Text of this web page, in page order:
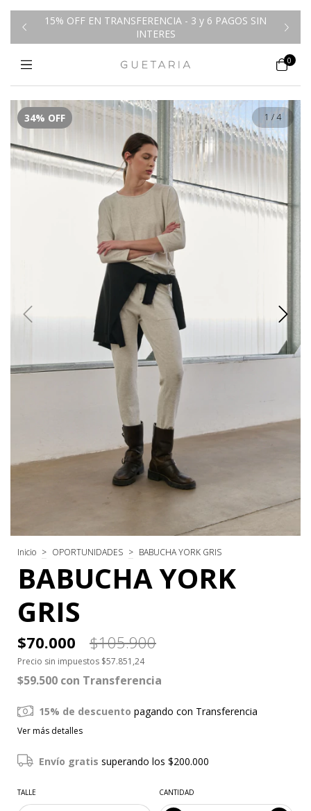
15% OFF EN TRANSFERENCIA - 3 y 6 PAGOS SIN
INTERES
0
34% OFF 1 /4
Inicio > OPORTUNIDADES > BABUCHA YORK GRIS
BABUCHA YORK
GRIS
$70.000 $105.900
Precio sin impuestos $57.851,24
$59.500 con Transferencia
15% de descuento pagando con Transferencia
Ver más detalles
Envío gratissuperando los$200.000
TALLE CANTIDAD